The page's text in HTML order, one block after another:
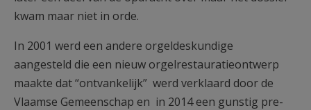
kwam maar niet in orde.
In 2001 werd een andere orgeldeskundige
aangesteld die een nieuw orgelrestauratieontwerp
maakte dat “ontvankelijk” werd verklaard door de
Vlaamse Gemeenschap en in 2014 een gunstig pre-